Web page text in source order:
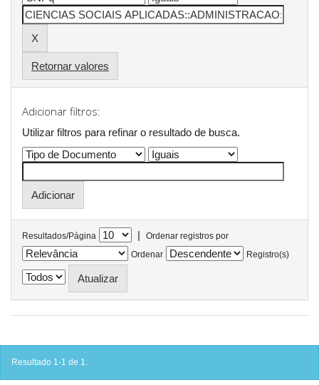
Retornar valores
Adicionar filtros:
Utilizar filtros para refinar o resultado de busca.
Resultados/Página |
Ordenar registros por
Ordenar
Registro(s)
Resultado 1-1 de 1.